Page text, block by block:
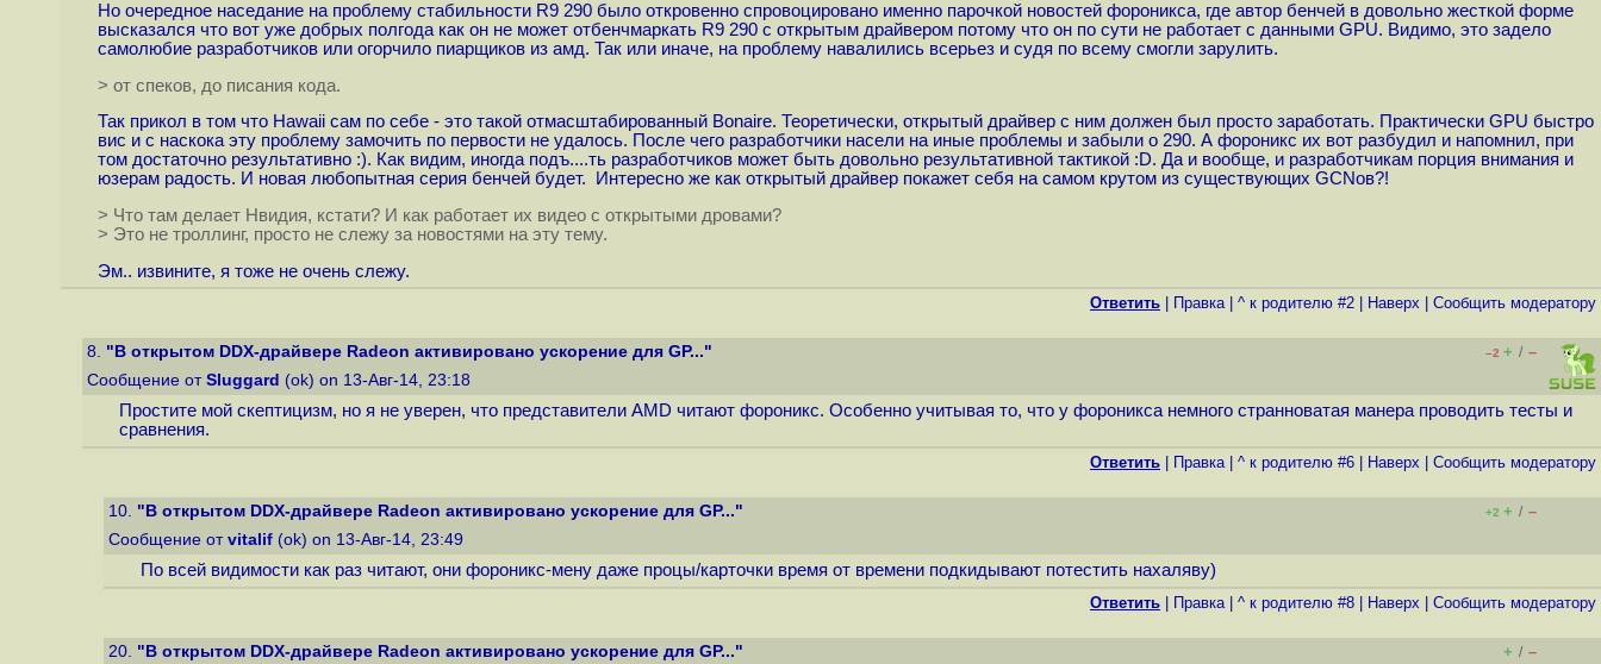
Но очередное наседание на проблему стабильности R9 290 было откровенно спровоцировано именно парочкой новостей фороникса, где автор бенчей в довольно жесткой форме
высказался что вот уже добрых полгода как он не может отбенчмаркать R9 290 с открытым драйвером потому что он по сути не работает с данными GPU. Видимо, это задело
самолюбие разработчиков или огорчило пиарщиков из амд. Так или иначе, на проблему навалились всерьез и судя по всему смогли зарулить.
> от спеков, до писания кода.
Так прикол в том что Hawaii сам по себе - это такой отмасштабированный Bonaire. Теоретически, открытый драйвер с ним должен был просто заработать. Практически GPU быстро
вис и с наскока эту проблему замочить по первости не удалось. После чего разработчики насели на иные проблемы и забыли о 290. А фороникс их вот разбудил и напомнил, при
том достаточно результативно :). Как видим, иногда подъ....ть разработчиков может быть довольно результативной тактикой :D. Да и вообще, и разработчикам порция внимания и
юзерам радость. И новая любопытная серия бенчей будет. Интересно же как открытый драйвер покажет себя на самом крутом из существующих GCNов?!
> Что там делает Нвидия, кстати? И как работает их видео с открытыми дровами?
> Это не троллинг, просто не слежу за новостями на эту тему.
Эм.. извините, я тоже не очень слежу.
Ответить Правка| ^ к родителю #2 Наверх Cообщить модератору
8. "В открытом DDX-драйвере Radeon активировано ускорение для GP..." –2 + / –
Сообщение от Sluggard (ok) on 13-Авг-14, 23:18
Простите мой скептицизм, но я не уверен, что представители AMD читают фороникс. Особенно учитывая то, что у фороникса немного странноватая манера проводить тесты и
сравнения.
Ответить Правка| ^ к родителю #6 Наверх Cообщить модератору
10. "В открытом DDX-драйвере Radeon активировано ускорение для GP..." +2 + / –
Сообщение от vitalif (ok) on 13-Авг-14, 23:49
По всей видимости как раз читают, они фороникс-мену даже процы/карточки время от времени подкидывают потестить нахаляву)
Ответить Правка| ^ к родителю #8 Наверх Cообщить модератору
20. "В открытом DDX-драйвере Radeon активировано ускорение для GP..." + / –